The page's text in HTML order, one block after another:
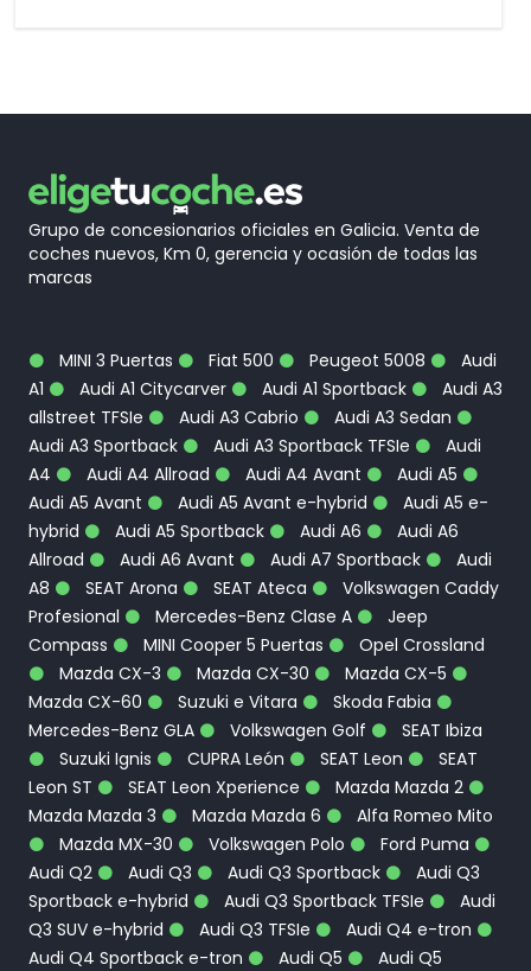
Grupo de concesionarios oficiales en Galicia. Venta de
coches nuevos, Km 0, gerencia y ocasión de todas las
marcas
MINI 3 Puertas Fiat 500 Peugeot 5008
Audi
A1
Audi A1 Citycarver Audi A1 Sportback
Audi A3
allstreet TFSIe
Audi A3 Cabrio
Audi A3 Sedan
Audi A3 Sportback
Audi A3 Sportback TFSIe
Audi
A4
Audi A4 Allroad Audi A4 Avant
Audi A5
Audi A5 Avant
Audi A5 Avant e-hybrid
Audi A5 e-
hybrid
Audi A5 Sportback Audi A6
Audi A6
Allroad
Audi A6 Avant Audi A7 Sportback
Audi
A8
SEAT Arona SEAT Ateca
Volkswagen Caddy
Profesional
Mercedes-Benz Clase A
Jeep
Compass
MINI Cooper 5 Puertas
Opel Crossland
Mazda CX-3
Mazda CX-30
Mazda CX-5
Mazda CX-60
Suzuki e Vitara
Skoda Fabia
Mercedes-Benz GLA
Volkswagen Golf
SEAT Ibiza
Suzuki Ignis
CUPRA León SEAT Leon
SEAT
Leon ST
SEAT Leon Xperience
Mazda Mazda 2
Mazda Mazda 3
Mazda Mazda 6
Alfa Romeo Mito
Mazda MX-30
Volkswagen Polo
Ford Puma
Audi Q2
Audi Q3 Audi Q3 Sportback
Audi Q3
Sportback e-hybrid
Audi Q3 Sportback TFSIe
Audi
Q3 SUV e-hybrid
Audi Q3 TFSIe
Audi Q4 e-tron
Audi Q4 Sportback e-tron
Audi Q5
Audi Q5